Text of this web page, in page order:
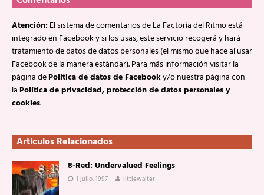
Atención:El sistema de comentarios de La Factoría del Ritmo está
integrado en Facebook y si los usas, este servicio recogerá y hará
tratamiento de datos de datos personales (el mismo que hace al usar
Facebook de la manera estándar). Para más información visitar la
página dePolitica de datos de Facebooky/o nuestra página con
laPolítica de privacidad, protección de datos personales y
cookies.
Artículos Relacionados
8-Red: Undervalued Feelings
1 julio, 1997 littlewalter